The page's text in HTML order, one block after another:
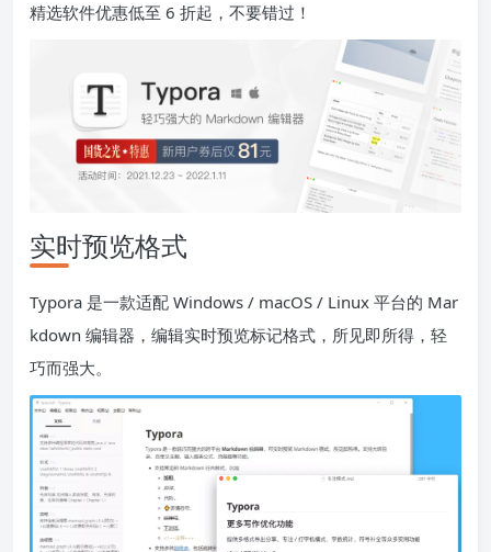
精选软件优惠低至 6 折起，不要错过！
实时预览格式
Typora 是一款适配 Windows / macOS / Linux 平台的 Mar
kdown 编辑器，编辑实时预览标记格式，所见即所得，轻
巧而强大。